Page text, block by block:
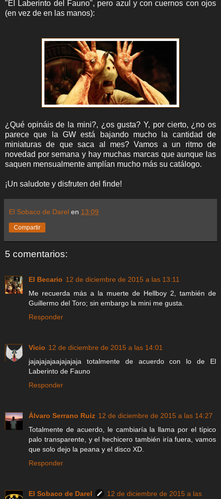
"El Laberinto del Fauno", pero azul y con cuernos con ojos
(en vez de en las manos):
¿Qué opináis de la mini?, ¿os gusta? Y, por cierto, ¿no os
parece que la GW está bajando mucho la cantidad de
miniaturas de que saca al mes? Vamos a un ritmo de
novedad por semana y hay muchas marcas que aunque las
saquen mensualmente amplían mucho más su catálogo.
¡Un saludote y disfruten del finde!
El Sobaco de Darel en 13:09
Compartir
5 comentarios:
El Becario 12 de diciembre de 2015 a las 13:11
Me recuerda más a la muerte de Hellboy 2, también de
Guillermo del Toro; sin embargo la mini me gusta.
Responder
Vicio 12 de diciembre de 2015 a las 14:01
jajajajajaajajajaja totalmente de acuerdo con lo de El
Laberinto de Fauno
Responder
Álvaro Serrano Ruiz 12 de diciembre de 2015 a las 14:27
Totalmente de acuerdo, le cambiaría la llama por el típico
palo transparente, y el hechicero también iría fuera, vamos
que solo dejo la peana y el disco XD.
Responder
El Sobaco de Darel
12 de diciembre de 2015 a las